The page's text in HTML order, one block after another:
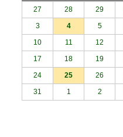
27
28 29
3
4 5
10
11 12
17
18 19
24
25 26
31
1 2